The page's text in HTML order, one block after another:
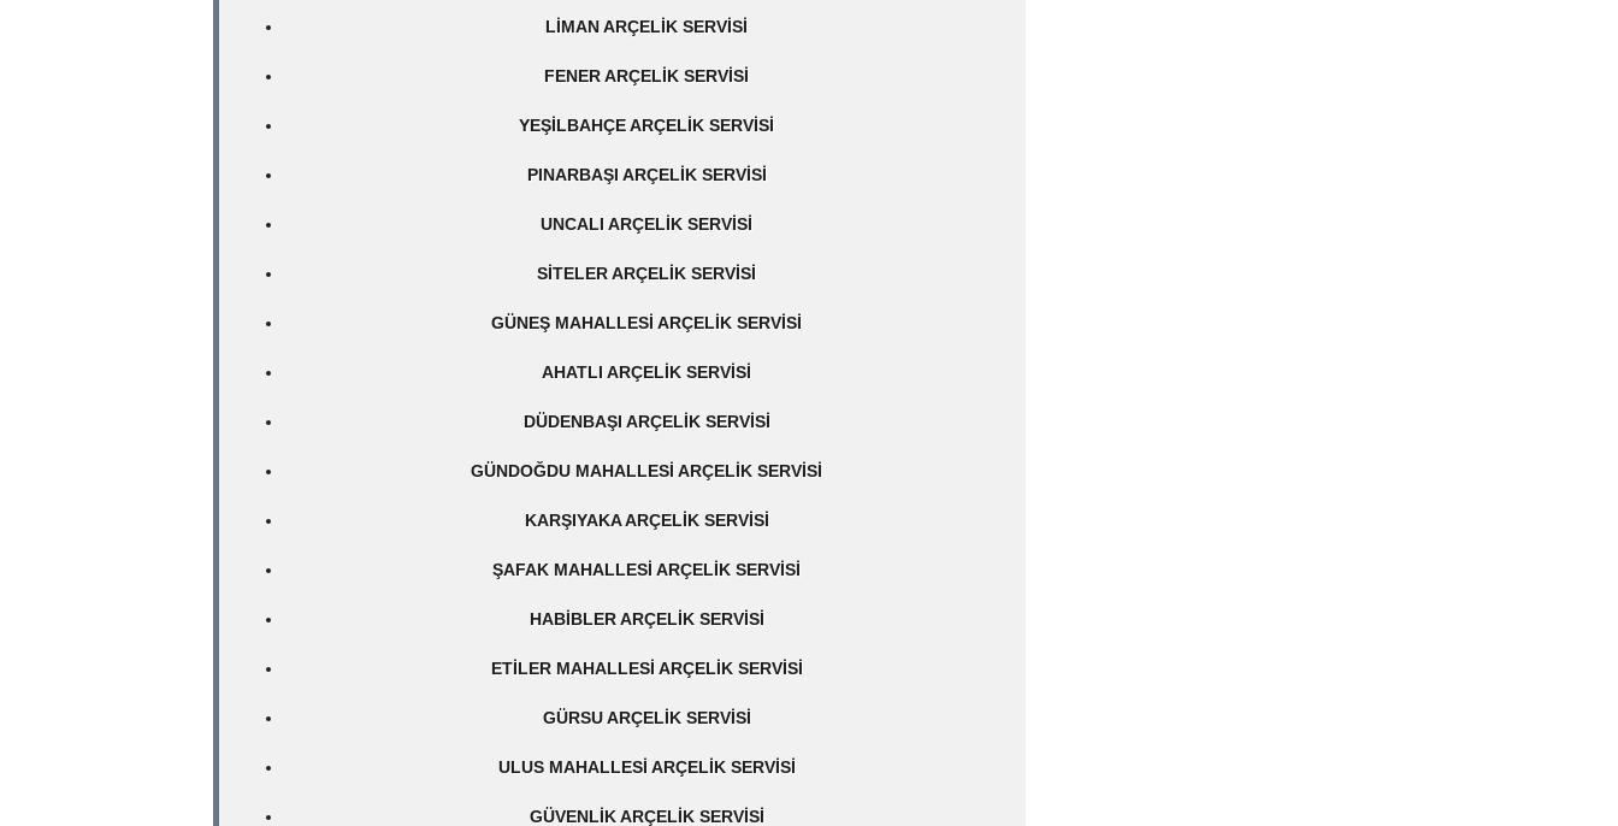
LIMAN ARÇELIK SERVISI
FENER ARÇELIK SERVISI
YEŞILBAHÇE ARÇELIK SERVISI
PINARBAŞI ARÇELIK SERVISI
UNCALI ARÇELIK SERVISI
SITELER ARÇELIK SERVISI
GÜNEŞ MAHALLESI ARÇELIK SERVISI
AHATLI ARÇELIK SERVISI
DÜDENBAŞI ARÇELIK SERVISI
GÜNDOĞDU MAHALLESI ARÇELIK SERVISI
KARŞIYAKA ARÇELIK SERVISI
ŞAFAK MAHALLESI ARÇELIK SERVISI
HABIBLER ARÇELIK SERVISI
ETILER MAHALLESI ARÇELIK SERVISI
GÜRSU ARÇELIK SERVISI
ULUS MAHALLESI ARÇELIK SERVISI
GÜVENLIK ARÇELIK SERVISI